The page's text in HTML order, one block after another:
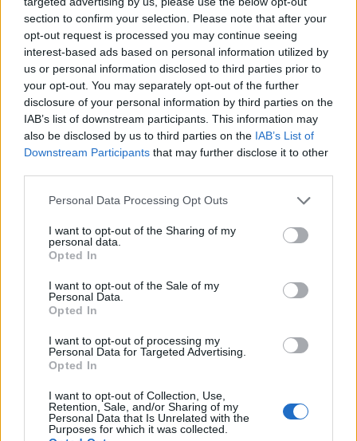
section to confirm your selection. Please note that after your
opt-out request is processed you may continue seeing
interest-based ads based on personal information utilized by
us or personal information disclosed to third parties prior to
your opt-out. You may separately opt-out of the further
disclosure of your personal information by third parties on the
IAB’s list of downstream participants. This information may
also be disclosed by us to third parties on the IAB’s List of
Downstream Participants that may further disclose it to other
Please note that this website/app uses one or more Google
not limited to your visit or usage behaviour. You may click to
grant or deny consent to Google and its third-party tags to
use your data for below specified purposes in below Google
consent section.
Personal Data Processing Opt Outs
I want to opt-out of the Sharing of my
personal data.
Opted In
I want to opt-out of the Sale of my
Personal Data.
Opted In
I want to opt-out of processing my
Personal Data for Targeted Advertising.
Opted In
I want to opt-out of Collection, Use,
Retention, Sale, and/or Sharing of my
Personal Data that Is Unrelated with the
Purposes for which it was collected.
Αν τα χάσατε
Καιρός «hot – dry – windy»
τις επόμενες 48 ώρες:
Αυξημένος ο κίνδυνος
Σε 57χρονη
από την Κυψέλη
σορός που βρέθηκε